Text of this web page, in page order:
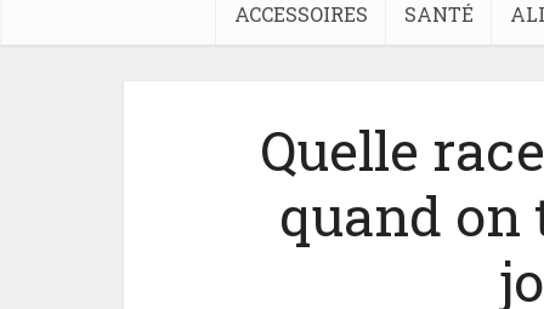
ACCESSOIRES SANTÉ
Quelle
quand